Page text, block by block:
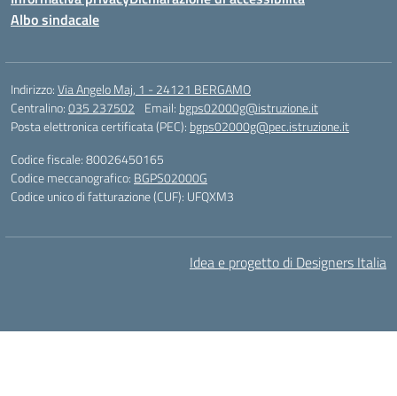
Albo sindacale
Indirizzo:Via Angelo Maj, 1 - 24121 BERGAMO
Centralino:035 237502 Email: bgps02000g@istruzione.it
Posta elettronica certificata (PEC): bgps02000g@pec.istruzione.it
Codice fiscale: 80026450165
Codice meccanografico: BGPS02000G
Codice unico di fatturazione (CUF): UFQXM3
Idea e progetto di Designers Italia